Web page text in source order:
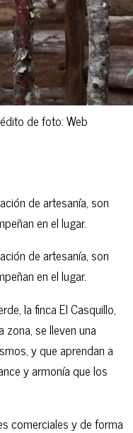
de foto: Web
de artesanía, son
en el lugar.
de artesanía, son
en el lugar.
la finca El Casquillo,
se lleven una
y que aprendan a
y armonía que los
comerciales y de forma